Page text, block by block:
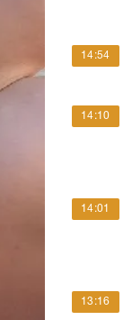
14:54
14:10
14:01
13:16